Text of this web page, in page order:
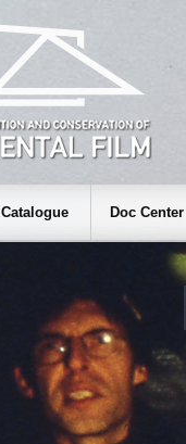
Catalogue Doc Center